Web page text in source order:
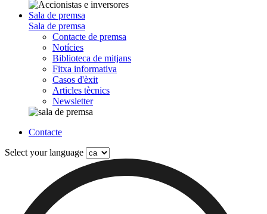
Sala de premsa
Sala de premsa
Contacte de premsa
Notícies
Biblioteca de mitjans
Fitxa informativa
Casos d'èxit
Articles tècnics
Newsletter
Contacte
Select your language